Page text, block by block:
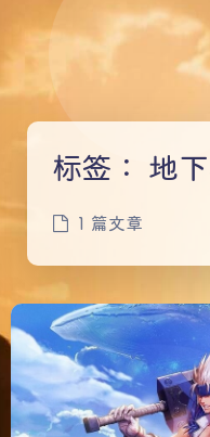
标签： 地
1 篇文章